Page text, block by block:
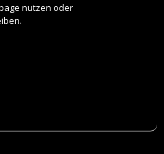
nutzen oder